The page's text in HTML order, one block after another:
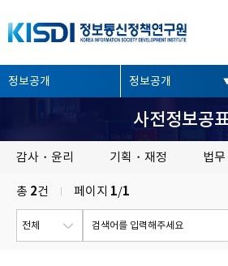
좌
측
뉴
정보공개 정보공개
사전정보공
감사・윤리 기획・재정 법
총 2건 페이지 1/1